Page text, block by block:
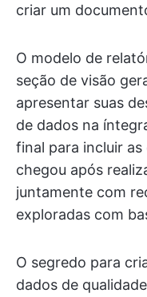
criar um
O modelo de
seção de visão
apresentar suas
de dados na
final para incluir as
chegou após
juntamente com
exploradas com
O segredo para
dados de